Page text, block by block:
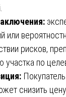
или
рисков,
участка по
снизить